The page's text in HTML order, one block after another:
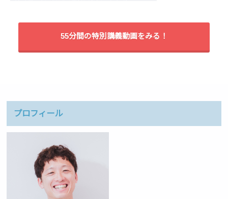
55分間の特別講義動画をみる！
プロフィール